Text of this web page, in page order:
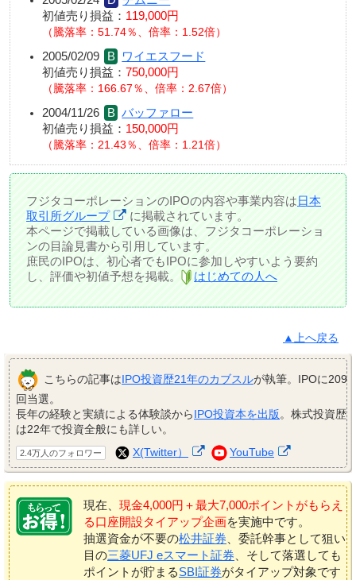
初値売り損益： 119,000円
騰落率：51.74％、倍率：1.52倍
2005/02/09
ワイエスフード
初値売り損益： 750,000円
騰落率：166.67％、倍率：2.67倍
2004/11/26
バッファロー
初値売り損益： 150,000円
騰落率：21.43％、倍率：1.21倍
フジタコーポレーションのIPOの内容や事業内容は日本
取引所グループ
に掲載されています。
本ページで掲載している画像は、フジタコーポレーショ
ンの目論見書から引用しています。
庶民のIPOは、初心者でもIPOに参加しやすいよう要約
し、評価や初値予想を掲載。
はじめての人へ
▲上へ戻る
こちらの記事はIPO投資歴21年のカブスルが執筆。IPOに209
回当選。
長年の経験と実績による体験談からIPO投資本を出版。株式投資歴
は22年で投資全般にも詳しい。
2.4万人のフォロワー X(Twitter） YouTube
現在、 現金4,000円＋最大7,000ポイントがもらえ
る口座開設タイアップ企画を実施中です。
抽選資金が不要の松井証券 、委託幹事として狙い
目の三菱UFJ eスマート証券 、そして落選しても
ポイントが貯まるSBI証券がタイアップ対象です